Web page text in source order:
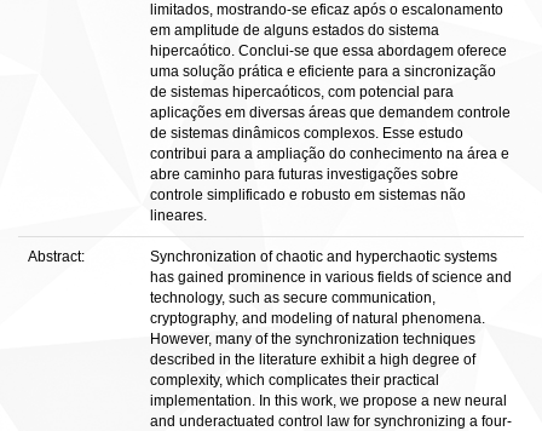
limitados, mostrando-se eficaz após o escalonamento
em amplitude de alguns estados do sistema
hipercaótico. Conclui-se que essa abordagem oferece
uma solução prática e eficiente para a sincronização
de sistemas hipercaóticos, com potencial para
aplicações em diversas áreas que demandem controle
de sistemas dinâmicos complexos. Esse estudo
contribui para a ampliação do conhecimento na área e
abre caminho para futuras investigações sobre
controle simplificado e robusto em sistemas não
lineares.
Abstract:
Synchronization of chaotic and hyperchaotic systems
has gained prominence in various fields of science and
technology, such as secure communication,
cryptography, and modeling of natural phenomena.
However, many of the synchronization techniques
described in the literature exhibit a high degree of
complexity, which complicates their practical
implementation. In this work, we propose a new neural
and underactuated control law for synchronizing a four-